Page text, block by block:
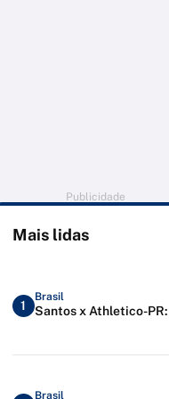
Publicidade
Mais lidas
1
Brasil
Santos x Athletico-
Brasil